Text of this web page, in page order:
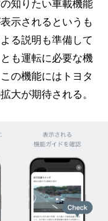
知りたい車載機能
示されるというも
る説明も準備して
も運転に必要な機
の機能にはトヨタ
大が期待される。